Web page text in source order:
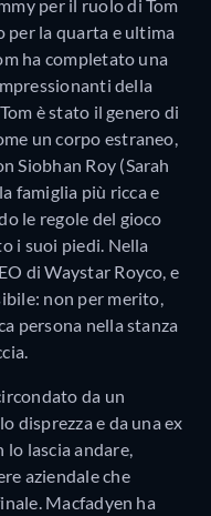
per il ruolo di Tom
per la quarta e ultima
ha completato una
della
è stato il genero di
un corpo estraneo,
Siobhan Roy (Sarah
famiglia più ricca e
le regole del gioco
i suoi piedi. Nella
di Waystar Royco, e
non per merito,
persona nella stanza
da un
disprezza e da una ex
lo lascia andare,
aziendale che
Macfadyen ha